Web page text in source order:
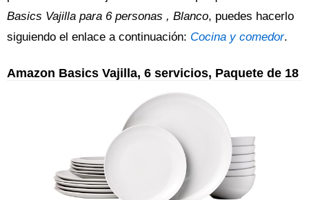
Basics Vajilla para 6 personas , Blanco, puedes hacerlo
siguiendo el enlace a continuación: Cocina y comedor.
Amazon Basics Vajilla, 6 servicios, Paquete de 18